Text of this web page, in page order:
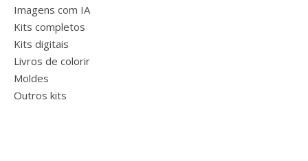
Imagens com IA
Kits completos
Kits digitais
Livros de colorir
Moldes
Outros kits